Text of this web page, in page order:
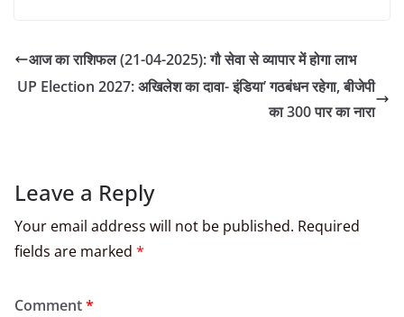
आज का राशिफल (21-04-2025): गौ सेवा से व्यापार में होगा लाभ
UP Election 2027: अखिलेश का दावा- इंडिया’ गठबंधन रहेगा, बीजेपी
का 300 पार का नारा
Leave a Reply
Your email address will not be published. Required
fields are marked *
Comment*